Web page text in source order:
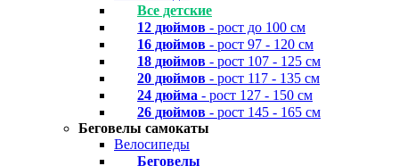
Все детские
12 дюймов - рост до 100 см
16 дюймов - рост 97 - 120 см
18 дюймов - рост 107 - 125 см
20 дюймов - рост 117 - 135 см
24 дюйма - рост 127 - 150 см
26 дюймов - рост 145 - 165 см
Беговелы самокаты
Велосипеды
Беговелы